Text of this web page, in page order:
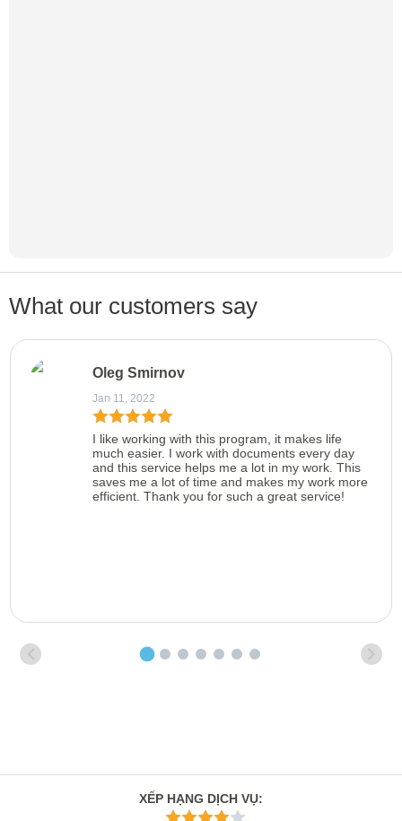
What our customers say
Oleg Smirnov
Jan 11, 2022
I like working with this program, it makes life
much easier. I work with documents every day
and this service helps me a lot in my work. This
saves me a lot of time and makes my work more
efficient. Thank you for such a great service!
XẾP HẠNG DỊCH VỤ: